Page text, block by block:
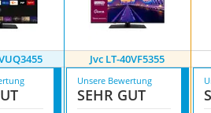
Jvc LT-40VF5355
Unsere Bewertung
SEHR GUT